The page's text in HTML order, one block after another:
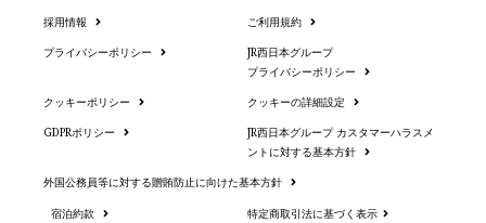
採用情報 ご利用規約
プライバシーポリシー
JR西日本グループ
プライバシーポリシー
クッキーポリシー クッキーの詳細設定
GDPRポリシー
JR西日本グループ カスタマーハラスメ
ントに対する基本方針
外国公務員等に対する贈賄防止に向けた基本方針
宿泊約款 特定商取引法に基づく表示